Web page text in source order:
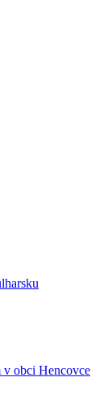
v obci Hencovce